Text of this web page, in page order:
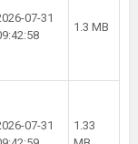
07-31
1.3 MB
07-31
1.33